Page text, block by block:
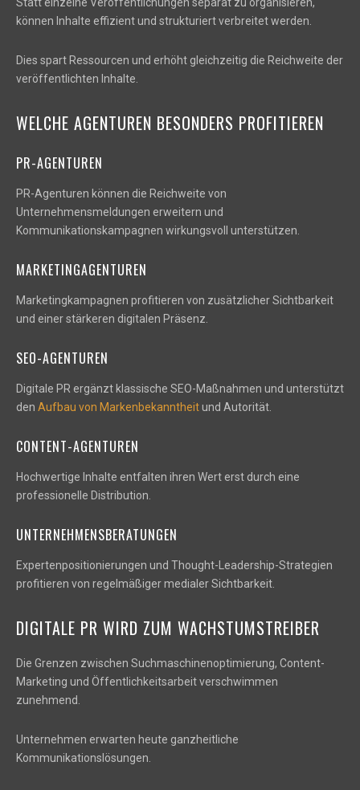
können Inhalte effizient und strukturiert verbreitet werden.
Dies spart Ressourcen und erhöht gleichzeitig die Reichweite der
veröffentlichten Inhalte.
WELCHE AGENTUREN BESONDERS PROFITIEREN
PR-AGENTUREN
PR-Agenturen können die Reichweite von
Unternehmensmeldungen erweitern und
Kommunikationskampagnen wirkungsvoll unterstützen.
MARKETINGAGENTUREN
Marketingkampagnen profitieren von zusätzlicher Sichtbarkeit
und einer stärkeren digitalen Präsenz.
SEO-AGENTUREN
Digitale PR ergänzt klassische SEO-Maßnahmen und unterstützt
den Aufbau von Markenbekanntheitund Autorität.
CONTENT-AGENTUREN
Hochwertige Inhalte entfalten ihren Wert erst durch eine
professionelle Distribution.
UNTERNEHMENSBERATUNGEN
Expertenpositionierungen und Thought-Leadership-Strategien
profitieren von regelmäßiger medialer Sichtbarkeit.
DIGITALE PR WIRD ZUM WACHSTUMSTREIBER
Die Grenzen zwischen Suchmaschinenoptimierung, Content-
Marketing und Öffentlichkeitsarbeit verschwimmen
zunehmend.
Unternehmen erwarten heute ganzheitliche
Kommunikationslösungen.